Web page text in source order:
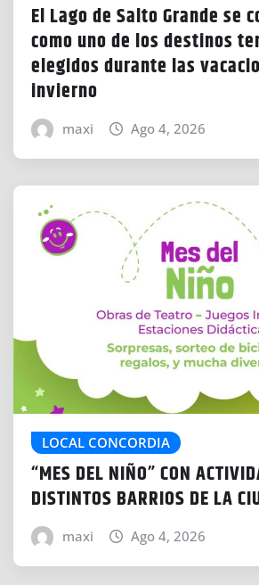
El Lago de Salto Grande se
como uno de los destinos
elegidos durante las
invierno
maxi Ago 4, 2026
LOCAL CONCORDIA
“MES DEL NIÑO” CON
DISTINTOS BARRIOS DE LA
maxi Ago 4, 2026